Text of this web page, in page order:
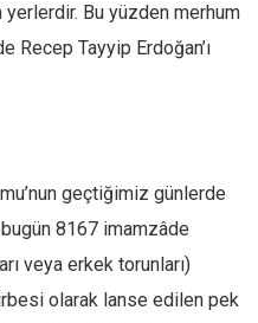
Bu yüzden merhum
Recep Tayyip Erdoğan’ı
geçtiğimiz günlerde
bugün 8167 imamzâde
veya erkek torunları)
olarak lanse edilen pek